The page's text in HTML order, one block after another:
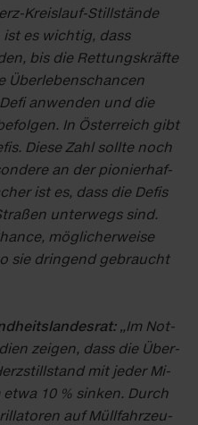
Kreis­lauf-Still­stän­de
es wich­tig, dass
bis die Ret­tungs­kräf­te
Über­le­bens­chan­cen
an­wen­den und die
In Ös­ter­reich gibt
Die­se Zahl soll­te noch
an der pio­nier­haf­
ist es, dass die De­fis
un­ter­wegs sind.
mög­li­cher­wei­se
sie drin­gend ge­braucht
„Im Not­
zei­gen, dass die Über­
mit je­der Mi­
10 % sin­ken. Durch
auf Müll­fahr­zeu­